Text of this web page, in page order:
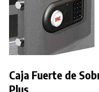
Caja Fuerte de
Plus